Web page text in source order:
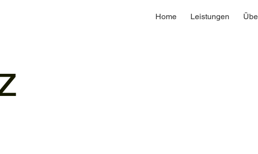
Home Leistungen